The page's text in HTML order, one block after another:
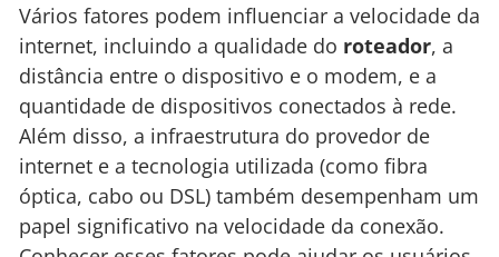
Vários fatores podem influenciar a velocidade da
internet, incluindo a qualidade do roteador, a
distância entre o dispositivo e o modem, e a
quantidade de dispositivos conectados à rede.
Além disso, a infraestrutura do provedor de
internet e a tecnologia utilizada (como fibra
óptica, cabo ou DSL) também desempenham um
papel significativo na velocidade da conexão.